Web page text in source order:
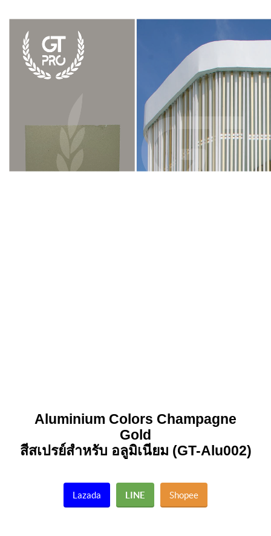
Aluminium Colors Champagne
Gold
สีสเปรย์สำหรับ อลูมิเนียม (GT-Alu002)
Lazada LINE Shopee